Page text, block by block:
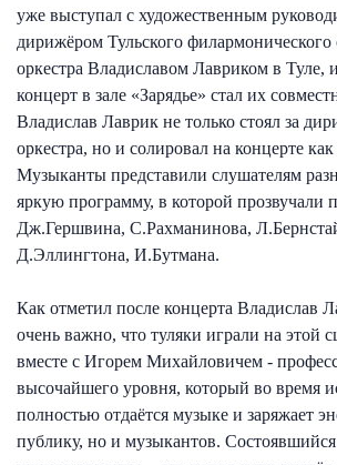
уже выступал с художественным
дирижёром Тульского
оркестра Владиславом Лавриком в Туле,
концерт в зале «Зарядье» стал их
Владислав Лаврик не только стоял за
оркестра, но и солировал на концерте как
Музыканты представили слушателям
яркую программу, в которой прозвучали
Дж.Гершвина, С.Рахманинова,
Д.Эллингтона, И.Бутмана.
Как отметил после концерта Владислав
очень важно, что туляки играли на этой
вместе с Игорем Михайловичем -
высочайшего уровня, который во время
полностью отдаётся музыке и заряжает
публику, но и музыкантов.